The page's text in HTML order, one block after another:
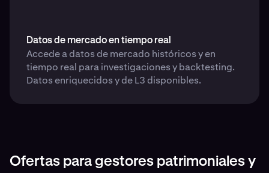
Datos de mercado en tiempo real
Accede a datos de mercado históricos y en
tiempo real para investigaciones y backtesting.
Datos enriquecidos y de L3 disponibles.
Ofertas para gestores patrimoniales y